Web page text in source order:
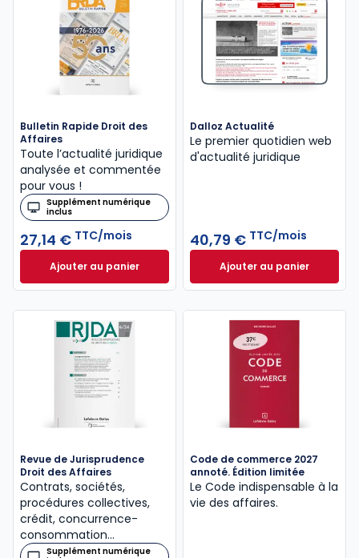
Bulletin Rapide Droit des
Affaires
Toute l’actualité juridique
analysée et commentée
pour vous !
Supplément numérique
inclus
27,14 € TTC/mois
Ajouter au panierBulletin Rapide Droit des Affaires à 27,14 €
Dalloz Actualité
Le premier quotidien web
d'actualité juridique
40,79 € TTC/mois
Ajouter au panier
Dalloz Actualité
Revue de Jurisprudence
Droit des Affaires
Contrats, sociétés,
procédures collectives,
crédit, concurrence-
consommation…
Supplément numérique
Code de commerce 2027
annoté. Édition limitée
Le Code indispensable à la
vie des affaires.